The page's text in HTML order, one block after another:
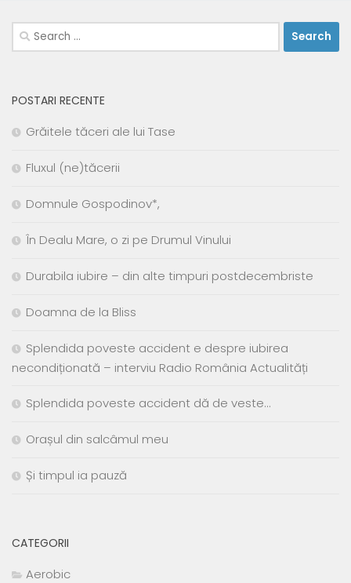
Search
for:
POSTARI RECENTE
Grăitele tăceri ale lui Tase
Fluxul (ne)tăcerii
Domnule Gospodinov*,
În Dealu Mare, o zi pe Drumul Vinului
Durabila iubire – din alte timpuri postdecembriste
Doamna de la Bliss
Splendida poveste accident e despre iubirea
necondiționată – interviu Radio România Actualități
Splendida poveste accident dă de veste…
Orașul din salcâmul meu
Și timpul ia pauză
CATEGORII
Aerobic